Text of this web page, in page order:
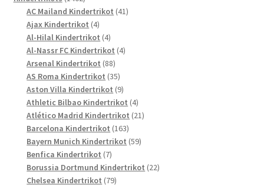
Produkte
AC Mailand Kindertrikot 4141
Ajax Kindertrikot 44
Produkte
Al-Hilal Kindertrikot 44
Produkte
Al-Nassr FC Kindertrikot 44
Arsenal Kindertrikot 8888
Produkte
AS Roma Kindertrikot 3535
Produkte
Aston Villa Kindertrikot 99
Produkte
Athletic Bilbao Kindertrikot 44
Produkte
Atlético Madrid Kindertrikot 2121
Barcelona Kindertrikot 163163
Produkte
Bayern Munich Kindertrikot 5959
Benfica Kindertrikot 77
Produkte
Borussia Dortmund Kindertrikot 2222
Chelsea Kindertrikot 7979